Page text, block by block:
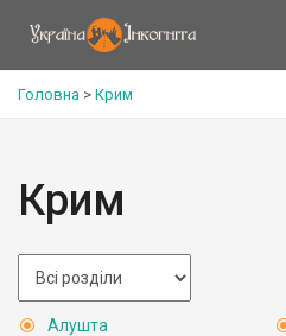
Головна > Крим
Крим
Алушта